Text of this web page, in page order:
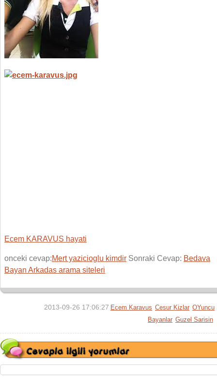
Ecem KARAVUS hayati
onceki cevap:Mert yazicioglu kimdir Sonraki Cevap: Bedava
Bayan Arkadas arama siteleri
2013-09-26 17:06:27 Ecem Karavus Cesur Kizlar OYuncu
Bayanlar Guzel Sarisin